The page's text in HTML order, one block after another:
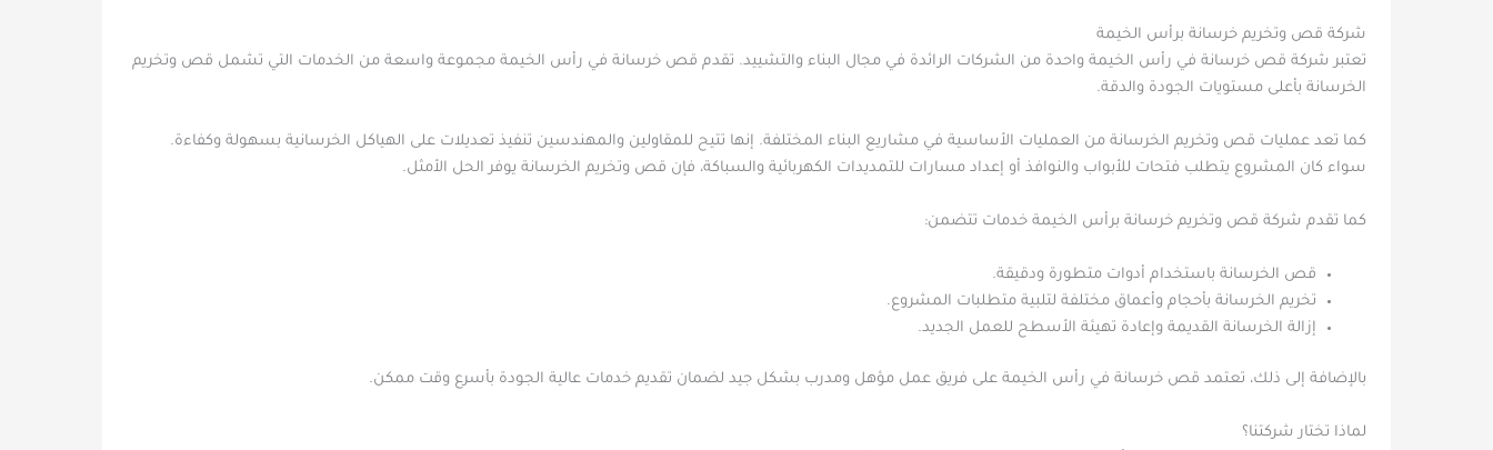
شركة قص وتخريم خرسانة برأس الخيمة
تعتبر شركة قص خرسانة في رأس الخيمة واحدة من الشركات الرائدة في مجال البناء والتشييد. تقدم قص خرسانة في رأس الخيمة مجموعة واسعة من الخدمات التي تشمل قص وتخريم
الخرسانة بأعلى مستويات الجودة والدقة.
كما تعد عمليات قص وتخريم الخرسانة من العمليات الأساسية في مشاريع البناء المختلفة. إنها تتيح للمقاولين والمهندسين تنفيذ تعديلات على الهياكل الخرسانية بسهولة وكفاءة.
سواء كان المشروع يتطلب فتحات للأبواب والنوافذ أو إعداد مسارات للتمديدات الكهربائية والسباكة، فإن قص وتخريم الخرسانة يوفر الحل الأمثل.
كما تقدم شركة قص وتخريم خرسانة برأس الخيمة خدمات تتضمن:
قص الخرسانة باستخدام أدوات متطورة ودقيقة.
تخريم الخرسانة بأحجام وأعماق مختلفة لتلبية متطلبات المشروع.
إزالة الخرسانة القديمة وإعادة تهيئة الأسطح للعمل الجديد.
بالإضافة إلى ذلك، تعتمد قص خرسانة في رأس الخيمة على فريق عمل مؤهل ومدرب بشكل جيد لضمان تقديم خدمات عالية الجودة بأسرع وقت ممكن.
لماذا تختار شركتنا؟